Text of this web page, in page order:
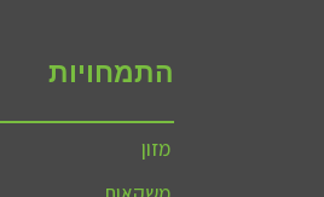
התמחויות
מזון